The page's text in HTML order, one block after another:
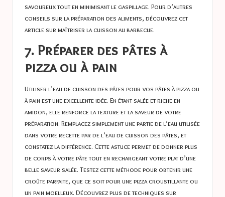
savoureux tout en minimisant le gaspillage. Pour d’autres
conseils sur la préparation des aliments, découvrez cet
article surmaîtriser la cuisson au barbecue.
7. Préparer des pâtes à
pizza ou à pain
Utiliser l’eau de cuisson des pâtes pour vos pâtes à pizza ou
à pain est une excellente idée. En étant salée et riche en
amidon, elle renforce la texture et la saveur de votre
préparation. Remplacez simplement une partie de l’eau utilisée
dans votre recette par de l’eau de cuisson des pâtes, et
constatez la différence. Cette astuce permet de donner plus
de corps à votre pâte tout en rechargeant votre plat d’une
belle saveur salée. Testez cette méthode pour obtenir une
croûte parfaite, que ce soit pour une pizza croustillante ou
un pain moelleux. Découvrez plus de techniques sur